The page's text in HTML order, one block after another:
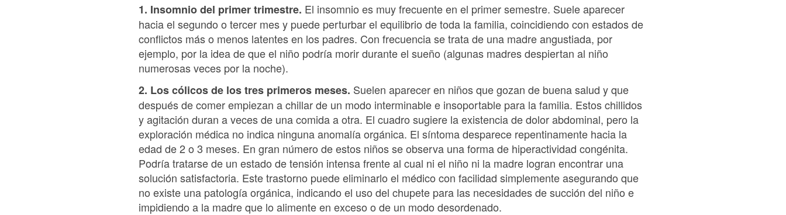
1. Insomnio del primer trimestre. El insomnio es muy frecuente en el primer semestre. Suele aparecer
hacia el segundo o tercer mes y puede perturbar el equilibrio de toda la familia, coincidiendo con estados de
conflictos más o menos latentes en los padres. Con frecuencia se trata de una madre angustiada, por
ejemplo, por la idea de que el niño podría morir durante el sueño (algunas madres despiertan al niño
numerosas veces por la noche).
2. Los cólicos de los tres primeros meses. Suelen aparecer en niños que gozan de buena salud y que
después de comer empiezan a chillar de un modo interminable e insoportable para la familia. Estos chillidos
y agitación duran a veces de una comida a otra. El cuadro sugiere la existencia de dolor abdominal, pero la
exploración médica no indica ninguna anomalía orgánica. El síntoma desparece repentinamente hacia la
edad de 2 o 3 meses. En gran número de estos niños se observa una forma de hiperactividad congénita.
Podría tratarse de un estado de tensión intensa frente al cual ni el niño ni la madre logran encontrar una
solución satisfactoria. Este trastorno puede eliminarlo el médico con facilidad simplemente asegurando que
no existe una patología orgánica, indicando el uso del chupete para las necesidades de succión del niño e
impidiendo a la madre que lo alimente en exceso o de un modo desordenado.